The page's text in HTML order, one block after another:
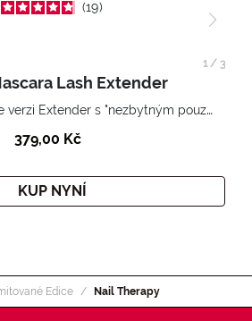
19
Lash Extender
Řasenka od Pupa ve verzi Extender s "nezbytným pouzdrem".
379,00 Kč
KUP NYNÍ
1/ 3
Edice Nail Therapy